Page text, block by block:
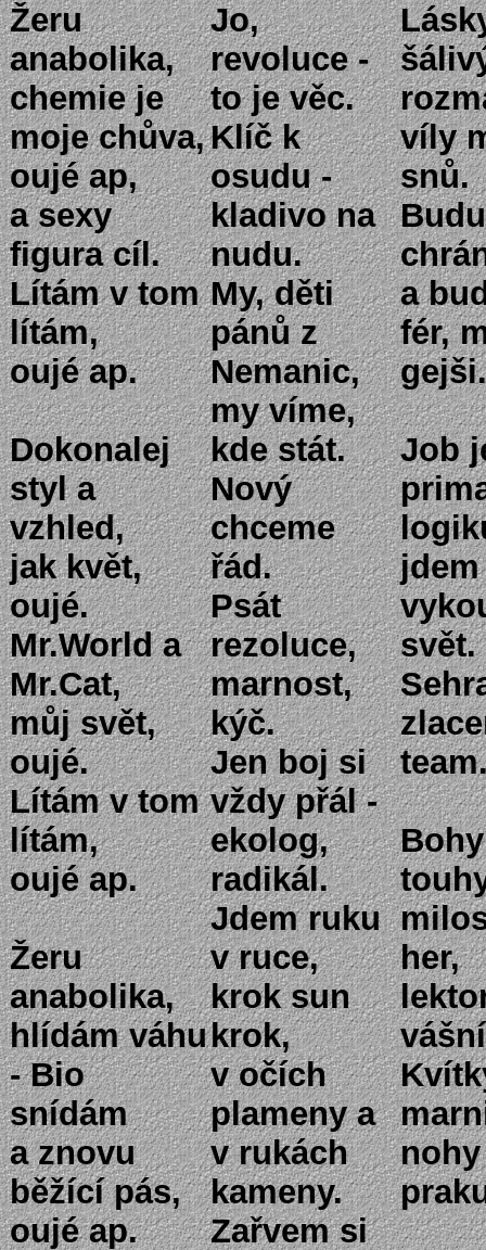
Žeru
anabolika,
chemie je
moje chůva,
oujé ap,
a sexy
figura cíl.
Lítám v tom
lítám,
oujé ap.
Dokonalej
styl a
vzhled,
jak květ,
oujé.
Mr.World a
Mr.Cat,
můj svět,
oujé.
Lítám v tom
lítám,
oujé ap.
Žeru
anabolika,
hlídám váhu
- Bio
snídám
a znovu
běžící pás,
oujé ap.
Jo,
revoluce -
to je věc.
Klíč k
osudu -
kladivo na
nudu.
My, děti
pánů z
Nemanic,
my víme,
kde stát.
Nový
chceme
řád.
Psát
rezoluce,
marnost,
kýč.
Jen boj si
vždy přál -
ekolog,
radikál.
Jdem ruku
v ruce,
krok sun
krok,
v očích
plameny a
v rukách
kameny.
Zařvem si
víly
snů.
a
fér,
gejši.
Job
svět.
her,